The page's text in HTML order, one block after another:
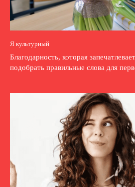
Я культурный
Благодарность, которая
подобрать правильные слова для